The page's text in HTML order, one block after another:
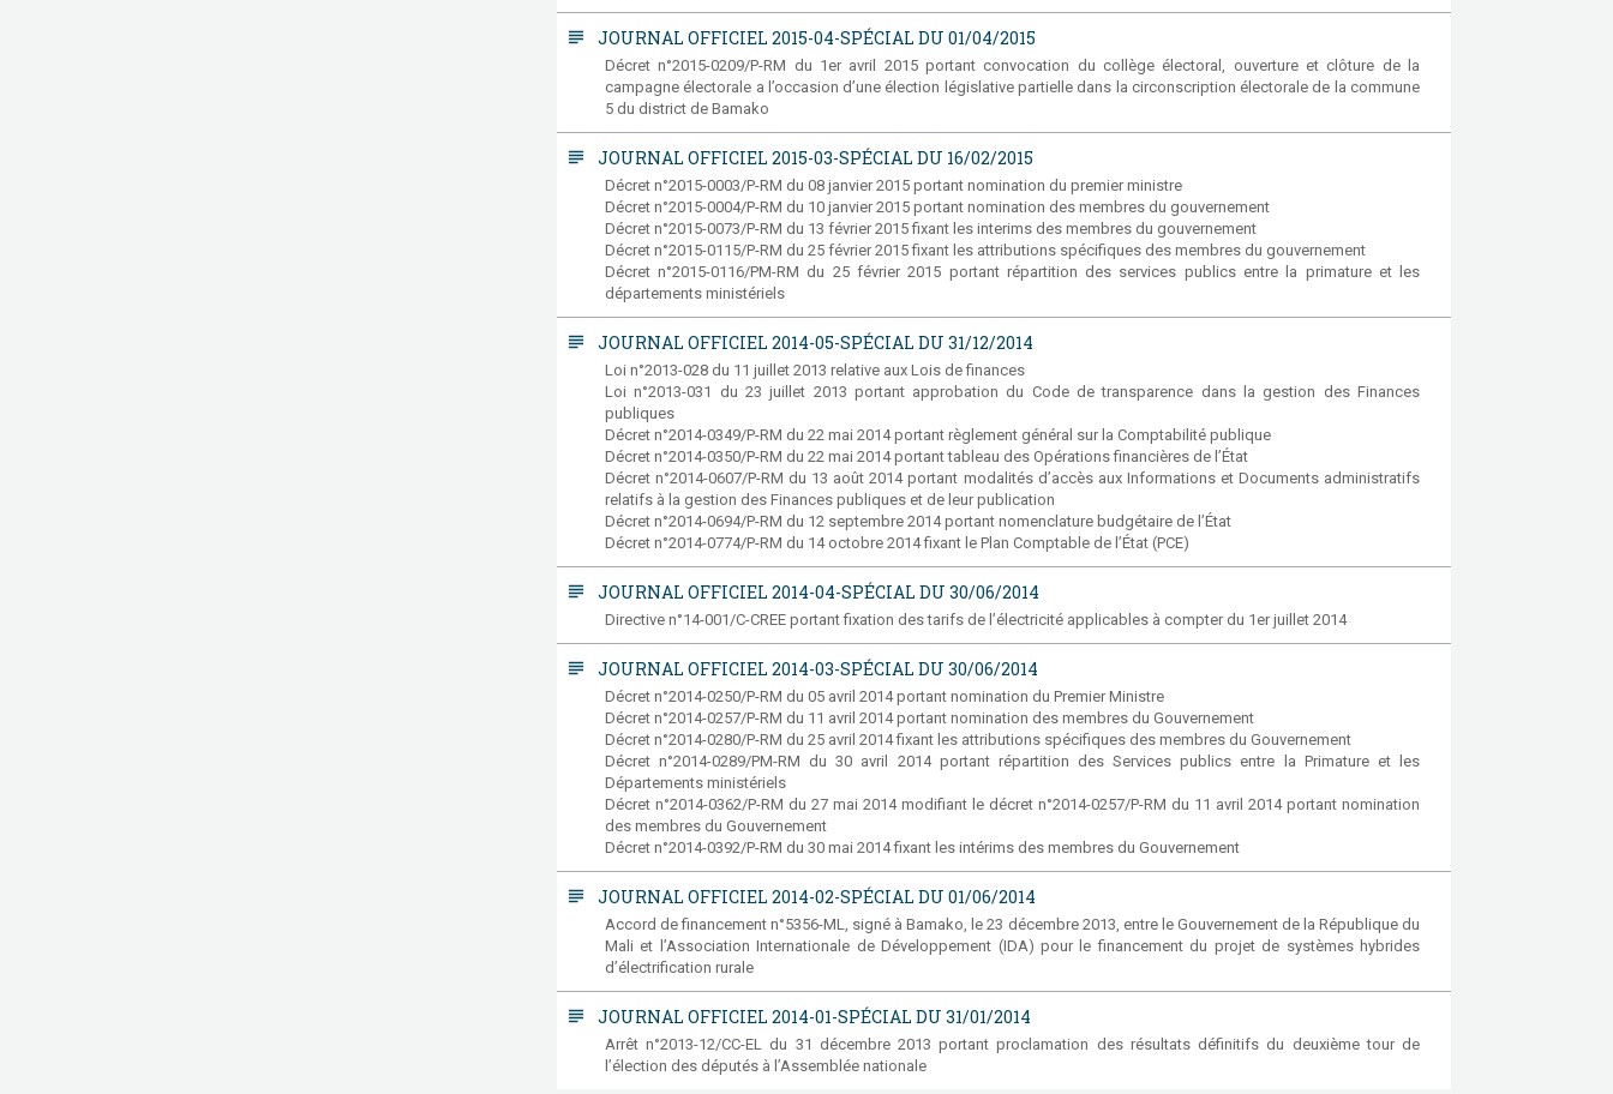
subject JOURNAL OFFICIEL 2015-04-SPÉCIAL DU 01/04/2015
Décret n°2015-0209/P-RM du 1er avril 2015 portant convocation du collège électoral, ouverture et clôture de la
campagne électorale a l’occasion d’une élection législative partielle dans la circonscription électorale de la commune
5 du district de Bamako
subject JOURNAL OFFICIEL 2015-03-SPÉCIAL DU 16/02/2015
Décret n°2015-0003/P-RM du 08 janvier 2015 portant nomination du premier ministre
Décret n°2015-0004/P-RM du 10 janvier 2015 portant nomination des membres du gouvernement
Décret n°2015-0073/P-RM du 13 février 2015 fixant les interims des membres du gouvernement
Décret n°2015-0115/P-RM du 25 février 2015 fixant les attributions spécifiques des membres du gouvernement
Décret n°2015-0116/PM-RM du 25 février 2015 portant répartition des services publics entre la primature et les
départements ministériels
subject JOURNAL OFFICIEL 2014-05-SPÉCIAL DU 31/12/2014
Loi n°2013-028 du 11 juillet 2013 relative aux Lois de finances
Loi n°2013-031 du 23 juillet 2013 portant approbation du Code de transparence dans la gestion des Finances
publiques
Décret n°2014-0349/P-RM du 22 mai 2014 portant règlement général sur la Comptabilité publique
Décret n°2014-0350/P-RM du 22 mai 2014 portant tableau des Opérations financières de l’État
Décret n°2014-0607/P-RM du 13 août 2014 portant modalités d’accès aux Informations et Documents administratifs
relatifs à la gestion des Finances publiques et de leur publication
Décret n°2014-0694/P-RM du 12 septembre 2014 portant nomenclature budgétaire de l’État
Décret n°2014-0774/P-RM du 14 octobre 2014 fixant le Plan Comptable de l’État (PCE)
subject JOURNAL OFFICIEL 2014-04-SPÉCIAL DU 30/06/2014
Directive n°14-001/C-CREE portant fixation des tarifs de l’électricité applicables à compter du 1er juillet 2014
subject JOURNAL OFFICIEL 2014-03-SPÉCIAL DU 30/06/2014
Décret n°2014-0250/P-RM du 05 avril 2014 portant nomination du Premier Ministre
Décret n°2014-0257/P-RM du 11 avril 2014 portant nomination des membres du Gouvernement
Décret n°2014-0280/P-RM du 25 avril 2014 fixant les attributions spécifiques des membres du Gouvernement
Décret n°2014-0289/PM-RM du 30 avril 2014 portant répartition des Services publics entre la Primature et les
Départements ministériels
Décret n°2014-0362/P-RM du 27 mai 2014 modifiant le décret n°2014-0257/P-RM du 11 avril 2014 portant nomination
des membres du Gouvernement
Décret n°2014-0392/P-RM du 30 mai 2014 fixant les intérims des membres du Gouvernement
subject JOURNAL OFFICIEL 2014-02-SPÉCIAL DU 01/06/2014
Accord de financement n°5356-ML, signé à Bamako, le 23 décembre 2013, entre le Gouvernement de la République du
Mali et l’Association Internationale de Développement (IDA) pour le financement du projet de systèmes hybrides
d’électrification rurale
subject JOURNAL OFFICIEL 2014-01-SPÉCIAL DU 31/01/2014
Arrêt n°2013-12/CC-EL du 31 décembre 2013 portant proclamation des résultats définitifs du deuxième tour de
l’élection des députés à l’Assemblée nationale